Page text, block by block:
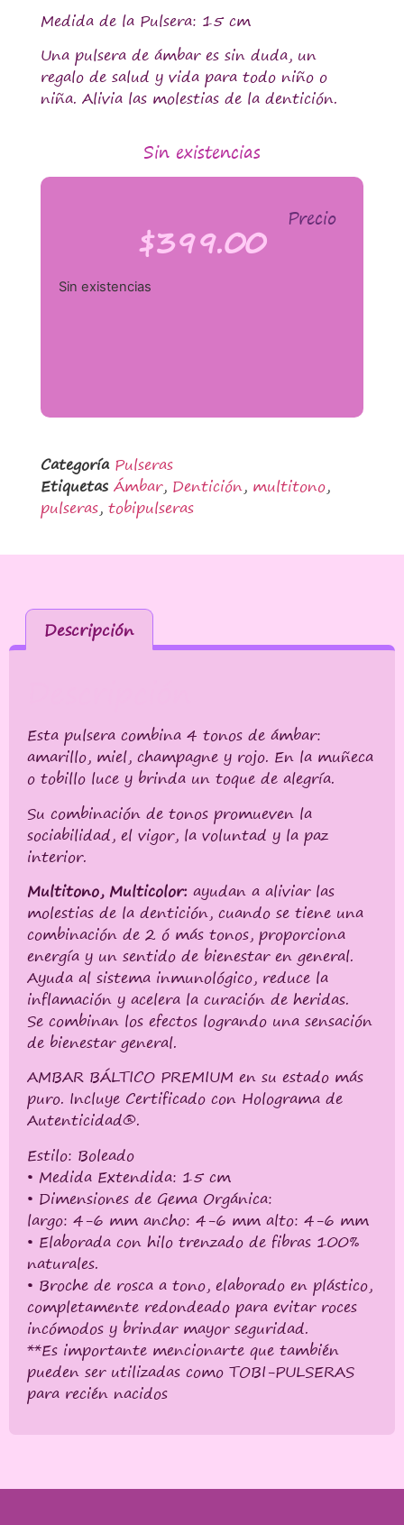
Medida de la Pulsera: 15 cm
Una pulsera de ámbar es sin duda, un
regalo de salud y vida para todo niño o
niña. Alivia las molestias de la dentición.
Sin existencias
Precio
$399.00
Sin existencias
Categoría Pulseras
Etiquetas Ámbar, Dentición, multitono,
pulseras, tobipulseras
Descripción
Esta pulsera combina 4 tonos de ámbar:
amarillo, miel, champagne y rojo. En la muñeca
o tobillo luce y brinda un toque de alegría.
Su combinación de tonos promueven la
sociabilidad, el vigor, la voluntad y la paz
interior.
Multitono, Multicolor: ayudan a aliviar las
molestias de la dentición, cuando se tiene una
combinación de 2 ó más tonos, proporciona
energía y un sentido de bienestar en general.
Ayuda al sistema inmunológico, reduce la
inflamación y acelera la curación de heridas.
Se combinan los efectos logrando una sensación
de bienestar general.
AMBAR BÁLTICO PREMIUM en su estado más
puro. Incluye Certificado con Holograma de
Autenticidad®.
Estilo: Boleado
• Medida Extendida: 15 cm
• Dimensiones de Gema Orgánica:
largo: 4-6 mm ancho: 4-6 mm alto: 4-6 mm
• Elaborada con hilo trenzado de fibras 100%
naturales.
• Broche de rosca a tono, elaborado en plástico,
completamente redondeado para evitar roces
incómodos y brindar mayor seguridad.
**Es importante mencionarte que también
pueden ser utilizadas como TOBI-PULSERAS
para recién nacidos